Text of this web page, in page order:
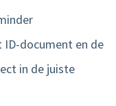
document en de
in de juiste